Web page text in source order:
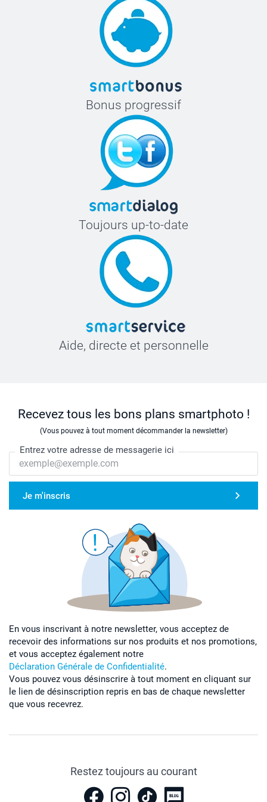
56-58 cm
58-60 cm
Bonus progressif
Toujours up-to-date
Aide, directe et personnelle
Recevez tous les bons plans smartphoto !
(Vous pouvez à tout moment décommander la newsletter)
Entrez votre adresse de messagerie ici
Je m'inscris
En vous inscrivant à notre newsletter, vous acceptez de
recevoir des informations sur nos produits et nos promotions,
et vous acceptez également notre
Déclaration Générale de Confidentialité.
Vous pouvez vous désinscrire à tout moment en cliquant sur
le lien de désinscription repris en bas de chaque newsletter
que vous recevrez.
Restez toujours au courant